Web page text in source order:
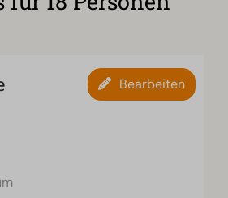
Bearbeiten